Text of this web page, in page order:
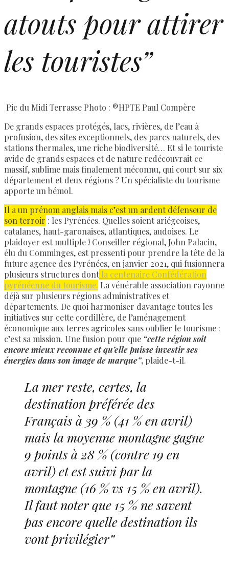
atouts pour attirer
les touristes”
Pic du Midi Terrasse Photo : ®HPTE Paul Compère
De grands espaces protégés, lacs, rivières, de l’eau à
profusion, des sites exceptionnels, des parcs naturels, des
stations thermales, une riche biodiversité… Et si le touriste
avide de grands espaces et de nature redécouvrait ce
massif, sublime mais finalement méconnu, qui court sur six
département et deux régions ? Un spécialiste du tourisme
apporte un bémol.
Il a un prénom anglais mais c’est un ardent défenseur de
son terroir : les Pyrénées. Quelles soient ariégeoises,
catalanes, haut-garonaises, atlantiques, audoises. Le
plaidoyer est multiple ! Conseiller régional, John Palacin,
élu du Comminges, est pressenti pour prendre la tête de la
future agence des Pyrénées, en janvier 2021, qui fusionnera
plusieurs structures dont la centenaire Confédération
pyrénéenne du tourisme. La vénérable association rayonne
déjà sur plusieurs régions administratives et
départements. De quoi harmoniser davantage toutes les
initiatives sur cette cordillère, de l’aménagement
économique aux terres agricoles sans oublier le tourisme :
c’est sa mission. Une fusion pour que “cette région soit
encore mieux reconnue et qu’elle puisse investir ses
énergies dans son image de marque”, plaide-t-il.
La mer reste, certes, la
destination préférée des
Français à 39 % (41 % en avril)
mais la moyenne montagne gagne
9 points à 28 % (contre 19 en
avril) et est suivi par la
montagne (16 % vs 15 % en avril).
Il faut noter que 15 % ne savent
pas encore quelle destination ils
vont privilégier”